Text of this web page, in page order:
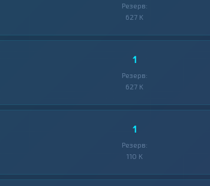
Резерв:
627 K
1
Резерв:
627 K
1
Резерв:
110 K